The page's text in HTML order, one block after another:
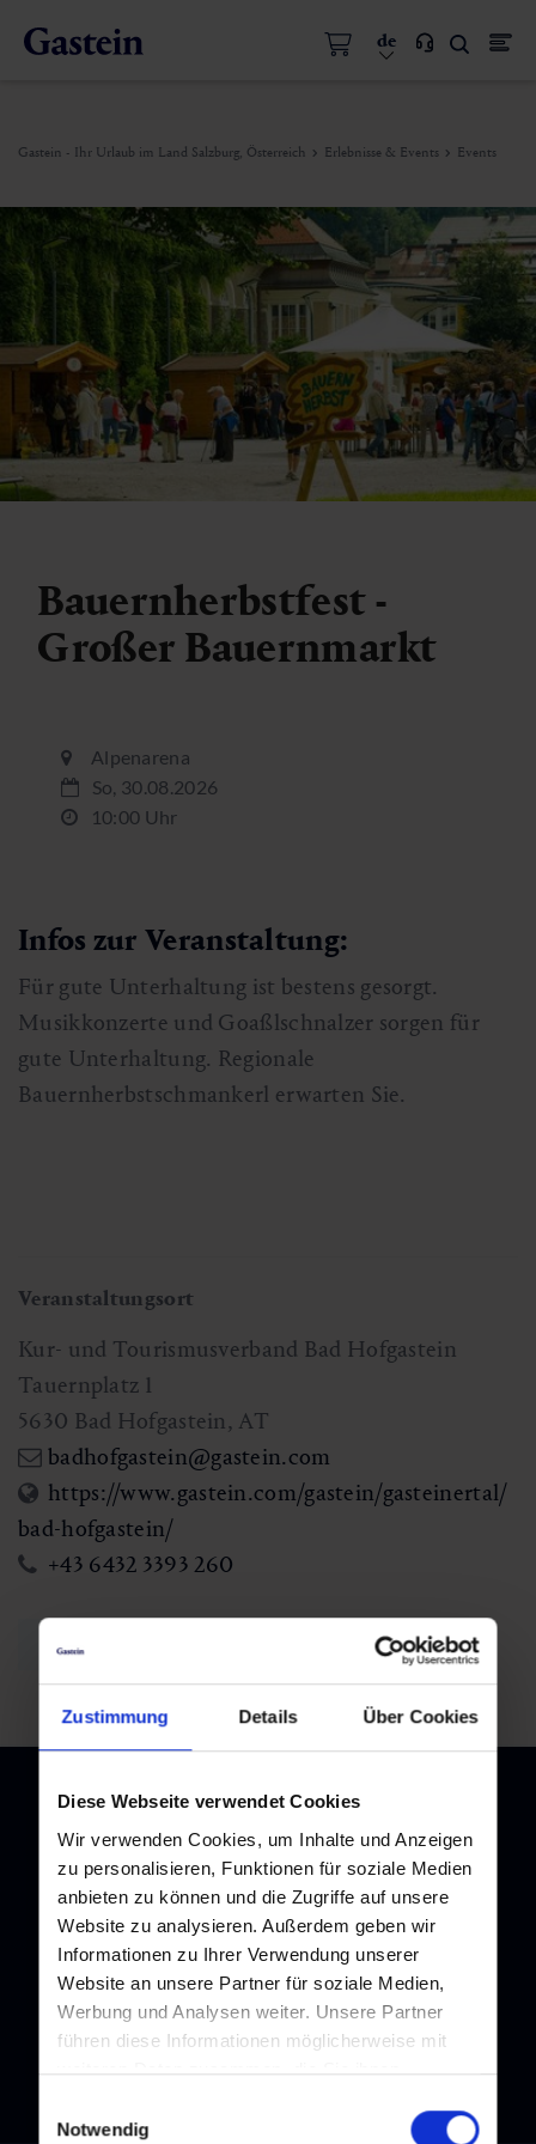
Zustimmung Details Über Cookies
Diese Webseite verwendet Cookies
Wir verwenden Cookies, um Inhalte und Anzeigen
zu personalisieren, Funktionen für soziale Medien
anbieten zu können und die Zugriffe auf unsere
Website zu analysieren. Außerdem geben wir
Informationen zu Ihrer Verwendung unserer
Website an unsere Partner für soziale Medien,
Werbung und Analysen weiter. Unsere Partner
führen diese Informationen möglicherweise mit
weiteren Daten zusammen, die Sie ihnen
Nutzung der Dienste gesammelt haben.
Notwendig
de
Gastein - Ihr Urlaub im Land Salzburg, Österreich Erlebnisse & Events Events
Bauernherbstfest -
Großer Bauernmarkt
Alpenarena
So, 30.08.2026
10:00 Uhr
Infos zur Veranstaltung:
Für gute Unterhaltung ist bestens gesorgt.
Musikkonzerte und Goaßlschnalzer sorgen für
gute Unterhaltung. Regionale
Bauernherbstschmankerl erwarten Sie.
Veranstaltungsort
Kur- und Tourismusverband Bad Hofgastein
Tauernplatz 1
5630 Bad Hofgastein, AT
badhofgastein@gastein.com
https://www.gastein.com/gastein/gasteinertal/
bad-hofgastein/
+43 6432 3393 260
Zurück zur Übersicht
Newsletter
Melden Sie sich bei unserem Newsletter an, und bleiben Sie
immer am Laufenden!